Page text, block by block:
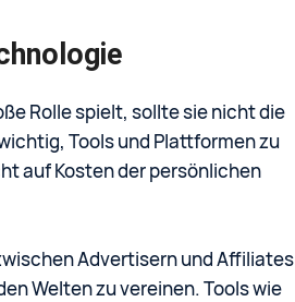
Rolle spielt, sollte sie nicht die
Tools und Plattformen zu
auf Kosten der persönlichen
Advertisern und Affiliates
Welten zu vereinen. Tools wie